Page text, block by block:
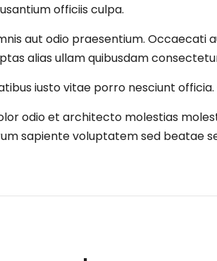
officiis culpa.
aut odio praesentium.
alias ullam quibusdam
iusto vitae porro nesciunt
odio et architecto molestias
sapiente voluptatem sed beatae